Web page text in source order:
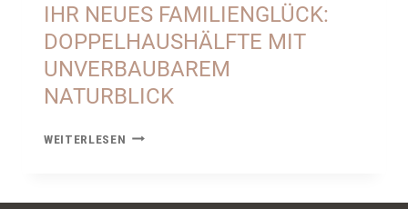
IHR NEUES FAMILIENGLÜCK:
DOPPELHAUSHÄLFTE MIT
UNVERBAUBAREM
NATURBLICK
WEITERLESEN IHR